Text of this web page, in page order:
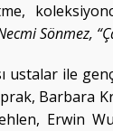
Sönmez,
ustalar ile
Barbara
Erwin